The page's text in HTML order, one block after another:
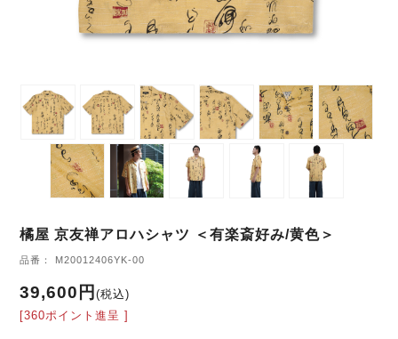
橘屋 京友禅アロハシャツ ＜有楽斎好み/黄色＞
品番： M20012406YK-00
39,600円(税込)
[360ポイント進呈 ]